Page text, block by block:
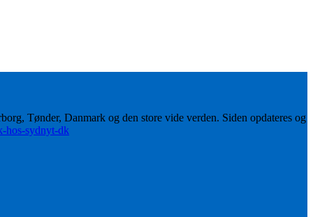
Tønder, Danmark og den store vide verden. Siden opdateres og
hos-sydnyt-dk